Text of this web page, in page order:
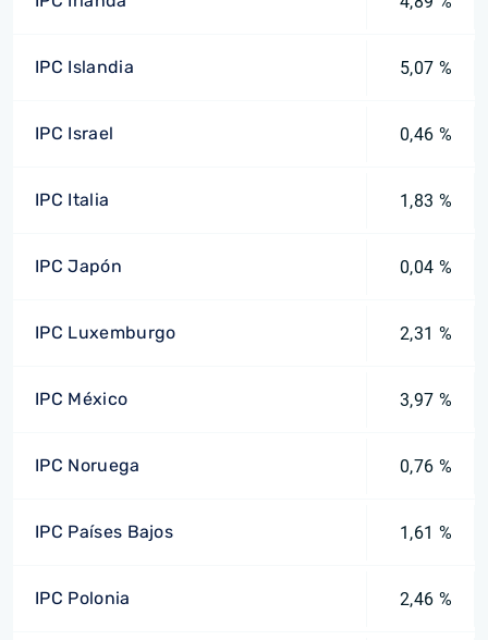
IPC Islandia 5,07 %
IPC Israel 0,46 %
IPC Italia 1,83 %
IPC Japón 0,04 %
IPC Luxemburgo 2,31 %
IPC México 3,97 %
IPC Noruega 0,76 %
IPC Países Bajos 1,61 %
IPC Polonia 2,46 %